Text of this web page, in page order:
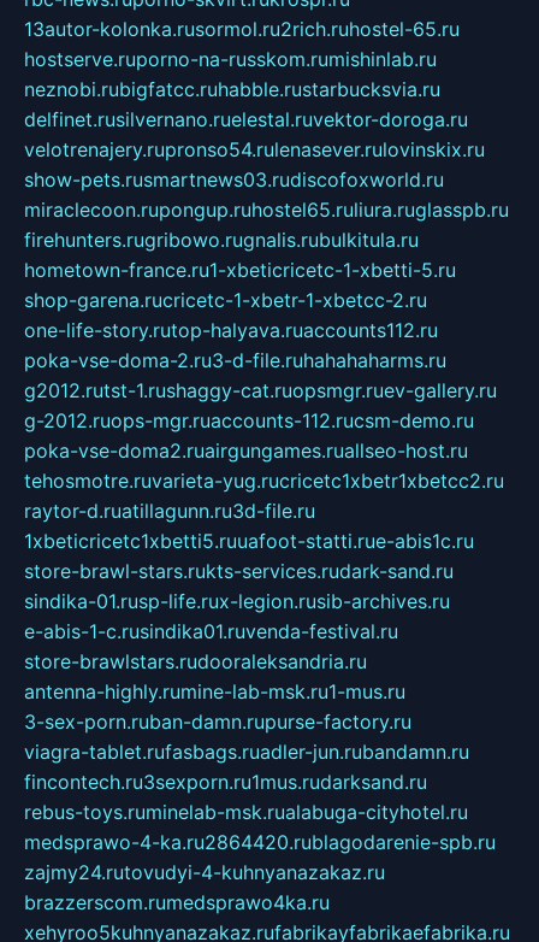
13autor-kolonka.rusormol.ru2rich.ruhostel-65.ru
hostserve.ruporno-na-russkom.rumishinlab.ru
neznobi.rubigfatcc.ruhabble.rustarbucksvia.ru
delfinet.rusilvernano.ruelestal.ruvektor-doroga.ru
velotrenajery.rupronso54.rulenasever.rulovinskix.ru
show-pets.rusmartnews03.rudiscofoxworld.ru
miraclecoon.rupongup.ruhostel65.ruliura.ruglasspb.ru
firehunters.rugribowo.rugnalis.rubulkitula.ru
hometown-france.ru1-xbeticricetc-1-xbetti-5.ru
shop-garena.rucricetc-1-xbetr-1-xbetcc-2.ru
one-life-story.rutop-halyava.ruaccounts112.ru
poka-vse-doma-2.ru3-d-file.ruhahahaharms.ru
g2012.rutst-1.rushaggy-cat.ruopsmgr.ruev-gallery.ru
g-2012.ruops-mgr.ruaccounts-112.rucsm-demo.ru
poka-vse-doma2.ruairgungames.ruallseo-host.ru
tehosmotre.ruvarieta-yug.rucricetc1xbetr1xbetcc2.ru
raytor-d.ruatillagunn.ru3d-file.ru
1xbeticricetc1xbetti5.ruuafoot-statti.rue-abis1c.ru
store-brawl-stars.rukts-services.rudark-sand.ru
sindika-01.rusp-life.rux-legion.rusib-archives.ru
e-abis-1-c.rusindika01.ruvenda-festival.ru
store-brawlstars.rudooraleksandria.ru
antenna-highly.rumine-lab-msk.ru1-mus.ru
3-sex-porn.ruban-damn.rupurse-factory.ru
viagra-tablet.rufasbags.ruadler-jun.rubandamn.ru
fincontech.ru3sexporn.ru1mus.rudarksand.ru
rebus-toys.ruminelab-msk.rualabuga-cityhotel.ru
medsprawo-4-ka.ru2864420.rublagodarenie-spb.ru
zajmy24.rutovudyi-4-kuhnyanazakaz.ru
brazzerscom.rumedsprawo4ka.ru
xehyroo5kuhnyanazakaz.rufabrikayfabrikaefabrika.ru